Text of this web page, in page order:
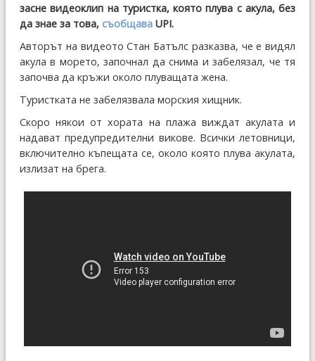
засне видеоклип на туристка, която плува с акула, без
да знае за това, съобщава UPI.
Авторът на видеото Стан Батълс разказва, че е видял
акула в морето, започнал да снима и забелязал, че тя
започва да кръжи около плуващата жена.
Туристката не забелязвала морския хищник.
Скоро някои от хората на плажа виждат акулата и
надават предупредителни викове. Всички летовници,
включително къпещата се, около която плува акулата,
излизат на брега.